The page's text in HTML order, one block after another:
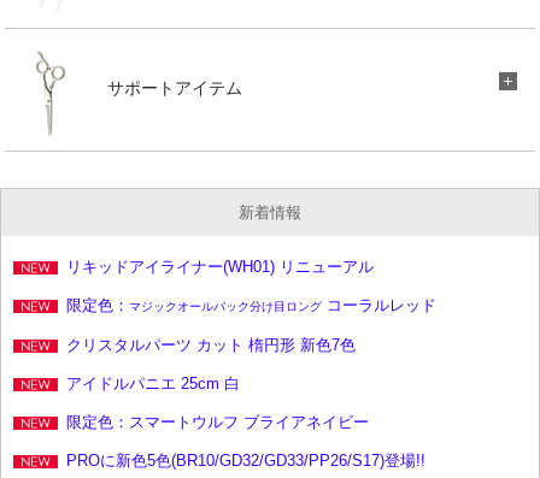
サポートアイテム
新着情報
リキッドアイライナー(WH01) リニューアル
限定色： マジックオールバック分け目ロング コーラルレッド
クリスタルパーツ カット 楕円形 新色7色
アイドルパニエ 25cm 白
限定色：スマートウルフ ブライアネイビー
PROに新色5色(BR10/GD32/GD33/PP26/S17)登場!!